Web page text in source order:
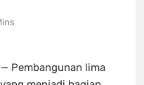
Pembangunan lima